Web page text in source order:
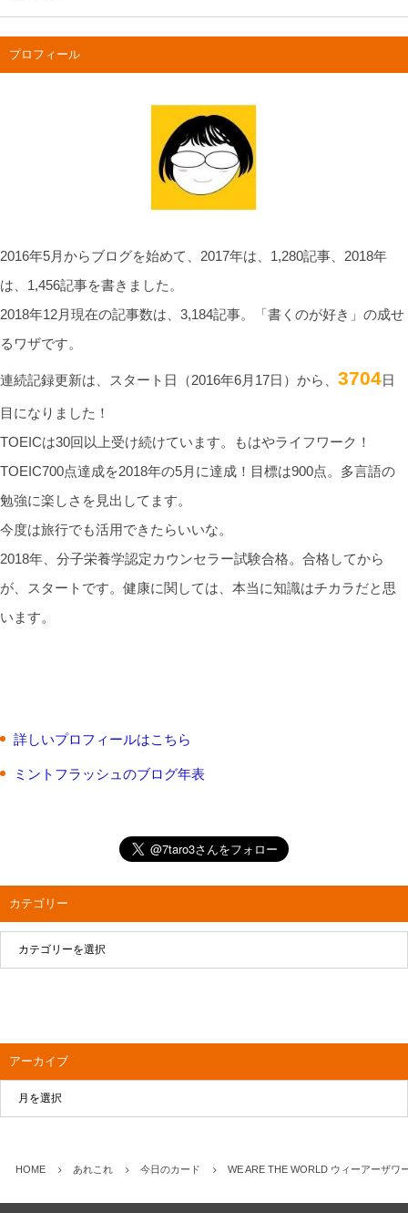
プロフィール
2016年5月からブログを始めて、2017年は、1,280記事、2018年
は、1,456記事を書きました。
2018年12月現在の記事数は、3,184記事。「書くのが好き」の成せ
るワザです。
連続記録更新は、スタート日（2016年6月17日）から、 3704日
目になりました！
TOEICは30回以上受け続けています。もはやライフワーク！
TOEIC700点達成を2018年の5月に達成！目標は900点。多言語の
勉強に楽しさを見出してます。
今度は旅行でも活用できたらいいな。
2018年、分子栄養学認定カウンセラー試験合格。合格してから
が、スタートです。健康に関しては、本当に知識はチカラだと思
います。
詳しいプロフィールはこちら
ミントフラッシュのブログ年表
カテゴリー
アーカイブ
HOME あれこれ 今日のカード WE ARE THE WORLD ウィーアーザ